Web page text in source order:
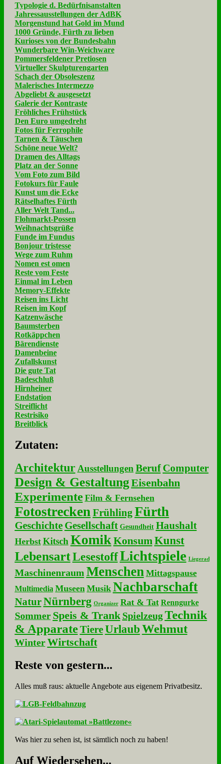
Typologie d. Bedürfnisanstalten
Jahressausstellungen der AdBK
Morgenstund hat Gold im Mund
1000 Gründe, Fürth zu lieben
Kurioses von der Bundesbahn
Wunderbare Win-Weichware
Pommersfeldener Pretiosen
Virtueller Skulpturengarten
Schach der Obsoleszenz
Malerisches Intermezzo
Abgeliebt & ausgesetzt
Galerie der Kontraste
Fröhliches Frühstück
Den Euro umgedreht
Fotos für Ferrophile
Tarnen & Täuschen
Schöne neue Welt?
Dramen des Alltags
Platz an der Sonne
Vom Foto zum Bild
Fotokurs für Faule
Kunst um die Ecke
Rätselhaftes Fürth
Aller Welt Tand...
Flohmarkt-Possen
Weihnachtsgrüße
Funde im Fundus
Bonjour tristesse
Wege zum Ruhm
Nomen est omen
Reste vom Feste
Einmal im Leben
Memory-Effekte
Reisen ins Licht
Reisen im Kopf
Katzenwäsche
Baumsterben
Rotkäppchen
Bärendienste
Damenbeine
Zufallskunst
Die gute Tat
Badeschluß
Hirnheiner
Endstation
Streiflicht
Restrisiko
Breitblick
Zu­ta­ten:
Architektur Ausstellungen Beruf Computer
Design & GestaltungEisenbahn
Experimente Film & Fernsehen
Fotostrecken Frühling Fürth
Geschichte Gesellschaft Gesundheit Haushalt
Herbst Kitsch KomikKonsumKunst
LebensartLesestoffLichtspiele Liegerad
Maschinenraum Menschen Mittagspause
Multimedia Museen Musik Nachbarschaft
NaturNürnberg Organizer Rat & Tat Renngurke
Sommer Speis & Trank Spielzeug Technik
& Apparate Tiere UrlaubWehmut
Winter Wirtschaft
Re­ste von ge­stern...
Alles muß raus: aktuelle An­ge­bo­te aus eigenem Privatbesitz.
Was hier zu sehen ist, ist sämt­lich noch zu haben!
Auf Wie­der­se­hen...